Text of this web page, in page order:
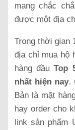
mang chắc
được một địa
Trong thời gian
địa chỉ mua hộ
hàng đầuTop
nhất hiện nay.
Bản là mặt
hay order cho
link sản phẩm